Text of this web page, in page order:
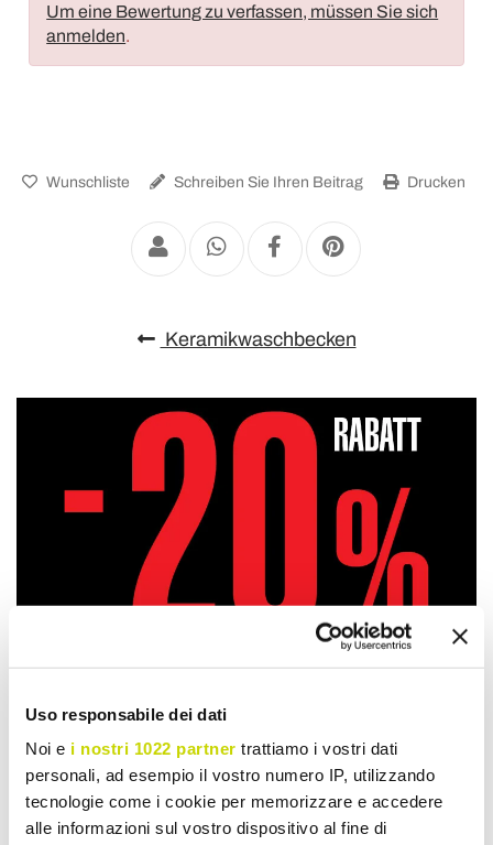
Uso responsabile dei dati
Noi e i nostri 1022 partner trattiamo i vostri dati
personali, ad esempio il vostro numero IP, utilizzando
tecnologie come i cookie per memorizzare e accedere
alle informazioni sul vostro dispositivo al fine di
Um eine Bewertung zu verfassen, müssen Sie sich
anmelden.
Wunschliste Schreiben Sie Ihren Beitrag Drucken
Keramikwaschbecken
Nur für kurze Zeit! Jetzt